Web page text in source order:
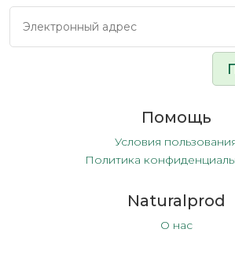
Помощь
Условия
Политика
Naturalprod
О нас